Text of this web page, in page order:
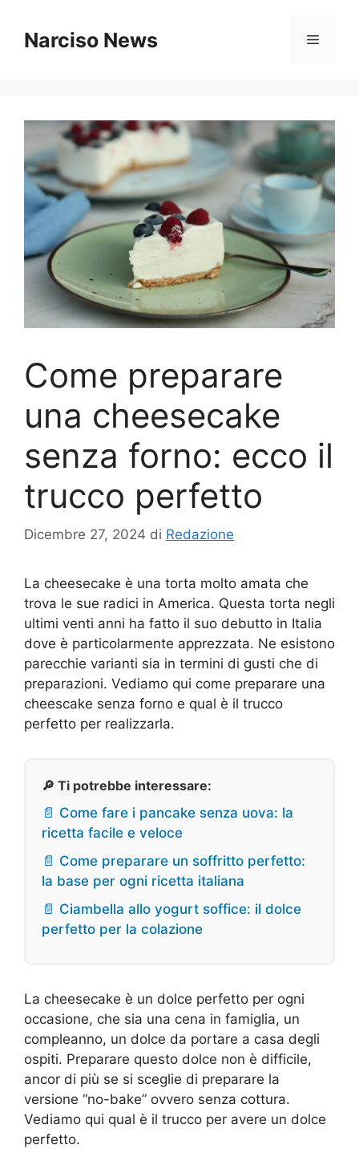
contenuto
Narciso News Menu
Come preparare
una cheesecake
senza forno: ecco il
trucco perfetto
Dicembre 27, 2024 di Redazione
La cheesecake è una torta molto amata che
trova le sue radici in America. Questa torta negli
ultimi venti anni ha fatto il suo debutto in Italia
dove è particolarmente apprezzata. Ne esistono
parecchie varianti sia in termini di gusti che di
preparazioni. Vediamo qui come preparare una
cheescake senza forno e qual è il trucco
perfetto per realizzarla.
🔎 Ti potrebbe interessare:
📄 Come fare i pancake senza uova: la
ricetta facile e veloce
📄 Come preparare un soffritto perfetto:
la base per ogni ricetta italiana
📄 Ciambella allo yogurt soffice: il dolce
perfetto per la colazione
La cheesecake è un dolce perfetto per ogni
occasione, che sia una cena in famiglia, un
compleanno, un dolce da portare a casa degli
ospiti. Preparare questo dolce non è difficile,
ancor di più se si sceglie di preparare la
versione “no-bake” ovvero senza cottura.
Vediamo qui qual è il trucco per avere un dolce
perfetto.